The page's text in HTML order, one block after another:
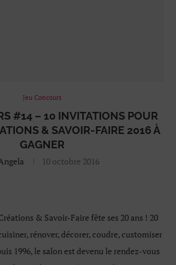
Jeu Concours
#14 – 10 INVITATIONS POUR
& SAVOIR-FAIRE 2016 À
GAGNER
10 octobre 2016
& Savoir-Faire fête ses 20 ans ! 20
rénover, décorer, coudre, customiser
1996, le salon est devenu le rendez-vous